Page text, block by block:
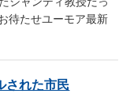
お待たせユーモア最新
された市民